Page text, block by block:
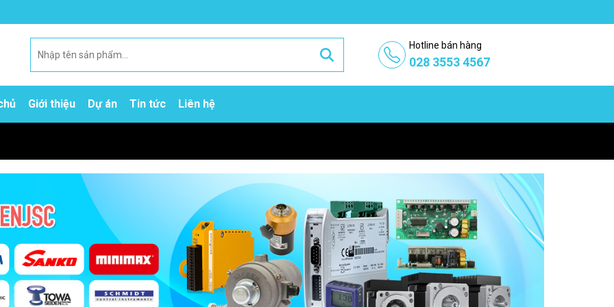
Hotline bán hàng
028 3553 4567
Giới thiệu Dự án Tin tức Liên hệ